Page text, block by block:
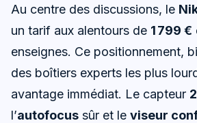
Au centre des discussions, le
un tarif aux alentours de 1 799 €
enseignes. Ce positionnement,
des boîtiers experts les plus
avantage immédiat. Le capteur
l’autofocus sûr et le viseur